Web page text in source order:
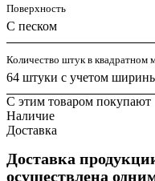
Поверхность
С песком
Количество штук в квадратном
64 штуки с учетом
С этим товаром покупают
Наличие
Доставка
Доставка
осуществлена